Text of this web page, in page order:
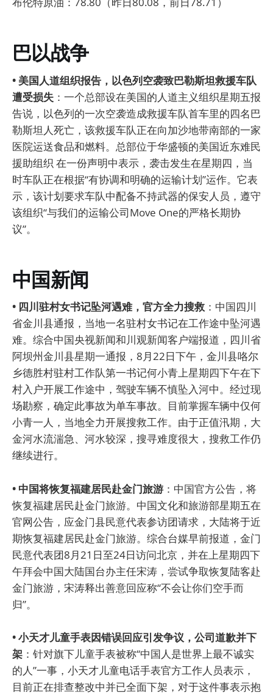
巴以战争
• 美国人道组织报告，以色列空袭致巴勒斯坦救援车队
遭受损失 ：一个总部设在美国的人道主义组织星期五报
告说，以色列的一次空袭造成救援车队首车里的四名巴
勒斯坦人死亡，该救援车队正在向加沙地带南部的一家
医院运送食品和燃料。总部位于华盛顿的美国近东难民
援助组织 在一份声明中表示，袭击发生在星期四，当
时车队正在根据“有协调和明确的运输计划”运作。它表
示，该计划要求车队中配备不持武器的保安人员，遵守
该组织“与我们的运输公司Move One的严格长期协
议”。
中国新闻
• 四川驻村女书记坠河遇难，官方全力搜救 ：中国四川
省金川县通报，当地一名驻村女书记在工作途中坠河遇
难。综合中国央视新闻和川观新闻客户端报道，四川省
阿坝州金川县星期一通报，8月22日下午，金川县咯尔
乡德胜村驻村工作队第一书记何小青上星期四下午在下
村入户开展工作途中，驾驶车辆不慎坠入河中。经过现
场勘察，确定此事故为单车事故。目前掌握车辆中仅何
小青一人，当地全力开展搜救工作。由于正值汛期，大
金河水流湍急、河水较深，搜寻难度很大，搜救工作仍
继续进行。
• 中国将恢复福建居民赴金门旅游 ：中国官方公告，将
恢复福建居民赴金门旅游。中国文化和旅游部星期五在
官网公告，应金门县民意代表参访团请求，大陆将于近
期恢复福建居民赴金门旅游。综合台媒早前报道，金门
民意代表团8月21日至24日访问北京，并在上星期四下
午拜会中国大陆国台办主任宋涛，尝试争取恢复陆客赴
金门旅游，宋涛释出善意回应称“不会让你们空手而
归”。
• 小天才儿童手表因错误回应引发争议，公司道歉并下
架 ：针对旗下儿童手表被称“中国人是世界上最不诚实
的人”一事，小天才儿童电话手表官方工作人员表示，
目前正在排查整改中并已全面下架，对于这件事表示抱